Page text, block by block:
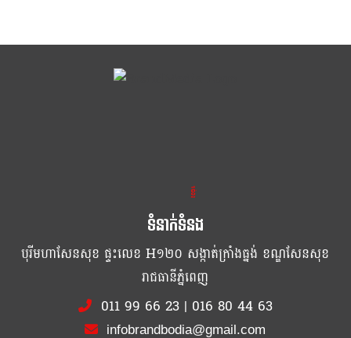
ខ្លឹម ខ្លី រហ័ស
ទំនាក់ទំនង
បុរីមហាសែនសុខ ផ្ទះលេខ H១២០ សង្កាត់ក្រាំងធ្នង់ ខណ្ឌសែនសុខ
រាជធានីភ្នំពេញ
011 99 66 23| 016 80 44 63
infobrandbodia@gmail.com